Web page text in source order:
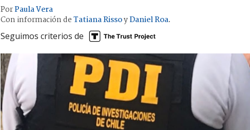
PorPaula Vera
Con información deTatiana RissoyDaniel Roa.
Seguimos criterios de